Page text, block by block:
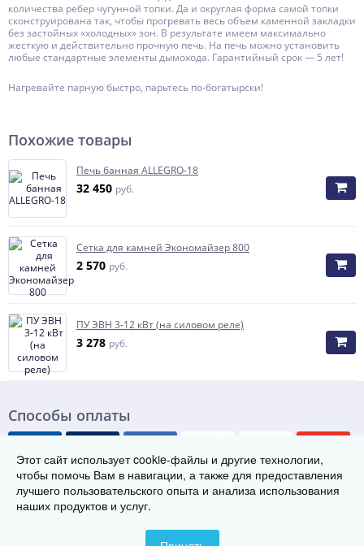
количества ребер чугунной топки. Да и округлая форма самой топки
сконструирована так, чтобы прогревать весь объем каменной закладки
без застойных «холодных» зон. В результате имеем максимально
жесткую и действительно прочную печь. На печь можно установить
любые стандартные элементы дымохода. Гарантийный срок — 5 лет!
Нагревайте парную быстро, парьтесь по-богатырски!
Похожие товары
Печь банная ALLEGRO-18
32 450 руб.
Сетка для камней Экономайзер 800
2 570 руб.
ПУ ЭВН 3-12 кВт (на силовом реле)
3 278 руб.
Способы оплаты
© Группа заводов теплового оборудования «ТЭК», 2019-2026
Этот сайт использует cookie-файлы и другие технологии,
чтобы помочь Вам в навигации, а также для предоставления
лучшего пользовательского опыта и анализа использования
наших продуктов и услуг.